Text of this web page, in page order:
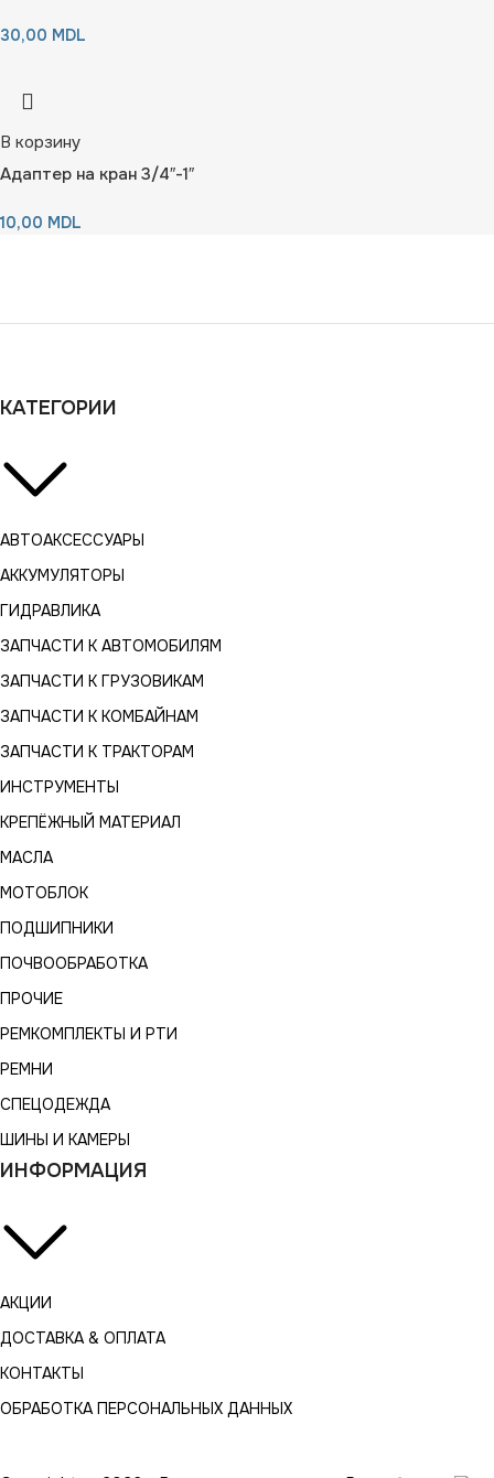
30,00 MDL
В корзину
Адаптер на кран 3/4″-1″
10,00 MDL
КАТЕГОРИИ
АВТОАКСЕССУАРЫ
АККУМУЛЯТОРЫ
ГИДРАВЛИКА
ЗАПЧАСТИ К АВТОМОБИЛЯМ
ЗАПЧАСТИ К ГРУЗОВИКАМ
ЗАПЧАСТИ К КОМБАЙНАМ
ЗАПЧАСТИ К ТРАКТОРАМ
ИНСТРУМЕНТЫ
КРЕПЁЖНЫЙ МАТЕРИАЛ
МАСЛА
МОТОБЛОК
ПОДШИПНИКИ
ПОЧВООБРАБОТКА
ПРОЧИЕ
РЕМКОМПЛЕКТЫ И РТИ
РЕМНИ
СПЕЦОДЕЖДА
ШИНЫ И КАМЕРЫ
ИНФОРМАЦИЯ
АКЦИИ
ДОСТАВКА & ОПЛАТА
КОНТАКТЫ
ОБРАБОТКА ПЕРСОНАЛЬНЫХ ДАННЫХ